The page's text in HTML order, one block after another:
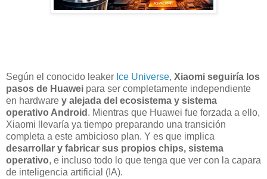
Según el conocido leaker Ice Universe, Xiaomi seguiría los
pasos de Huawei para ser completamente independiente
en hardware y alejada del ecosistema y sistema
operativo Android . Mientras que Huawei fue forzada a ello,
Xiaomi llevaría ya tiempo preparando una transición
completa a este ambicioso plan. Y es que implica
desarrollar y fabricar sus propios chips, sistema
operativo, e incluso todo lo que tenga que ver con la capara
de inteligencia artificial (IA).